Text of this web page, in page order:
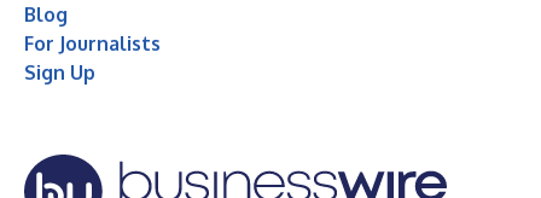
Blog
For Journalists
Sign Up